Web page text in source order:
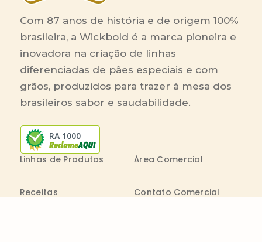
Com 87 anos de história e de origem 100%
brasileira, a Wickbold é a marca pioneira e
inovadora na criação de linhas
diferenciadas de pães especiais e com
grãos, produzidos para trazer à mesa dos
brasileiros sabor e saudabilidade.
RA 1000
Linhas de Produtos Área Comercial
Receitas Contato Comercial